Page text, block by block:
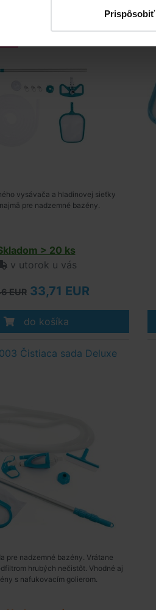
Prispôsobiť
vysávača a hladinovej sieťky
pre nadzemné bazény.
> 20 ks
v utorok u vás
EUR33,71 EUR
do košíka
Čistiaca sada Deluxe
pre nadzemné bazény. Vrátane
hrubých nečistôt. Vhodné aj
s nafukovacím golierom.